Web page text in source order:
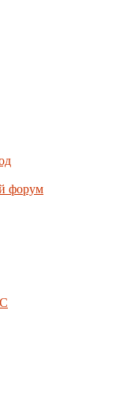
форум